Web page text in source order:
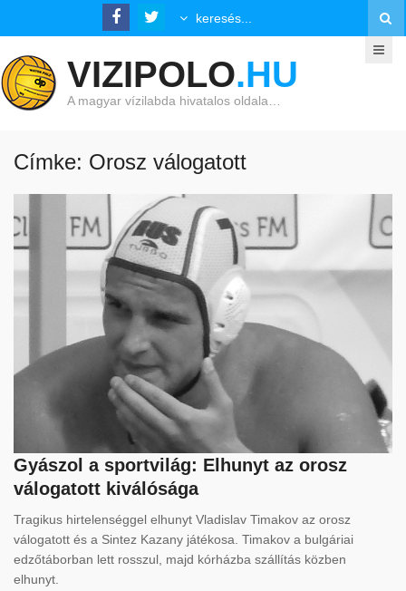
VIZIPOLO.HU
A magyar vízilabda hivatalos oldala…
Címke: Orosz válogatott
Gyászol a sportvilág: Elhunyt az orosz
válogatott kiválósága
Tragikus hirtelenséggel elhunyt Vladislav Timakov az orosz
válogatott és a Sintez Kazany játékosa. Timakov a bulgáriai
edzőtáborban lett rosszul, majd kórházba szállítás közben
elhunyt.